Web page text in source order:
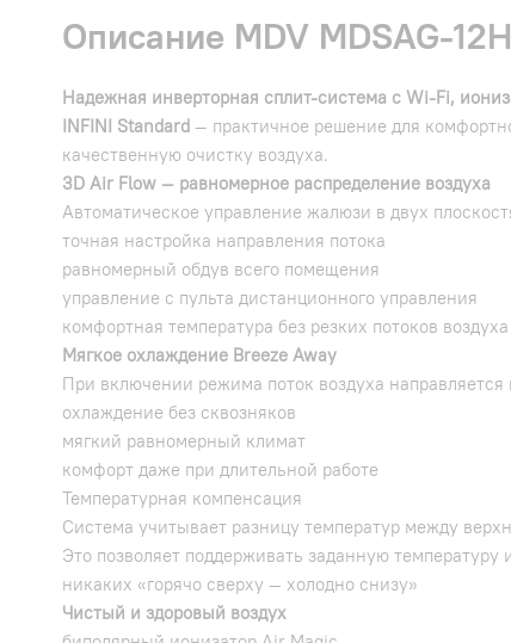
Описание MDV MDSAG-
Надежная инверторная сплит-система с Wi-Fi,
INFINI Standard — практичное решение для
качественную очистку воздуха.
3D Air Flow — равномерное распределение воздуха
Автоматическое управление жалюзи в двух
точная настройка направления потока
равномерный обдув всего помещения
управление с пульта дистанционного управления
комфортная температура без резких потоков воздуха
Мягкое охлаждение Breeze Away
При включении режима поток воздуха направляется
охлаждение без сквозняков
мягкий равномерный климат
комфорт даже при длительной работе
Температурная компенсация
Система учитывает разницу температур между
Это позволяет поддерживать заданную температуру
никаких «горячо сверху — холодно снизу»
Чистый и здоровый воздух